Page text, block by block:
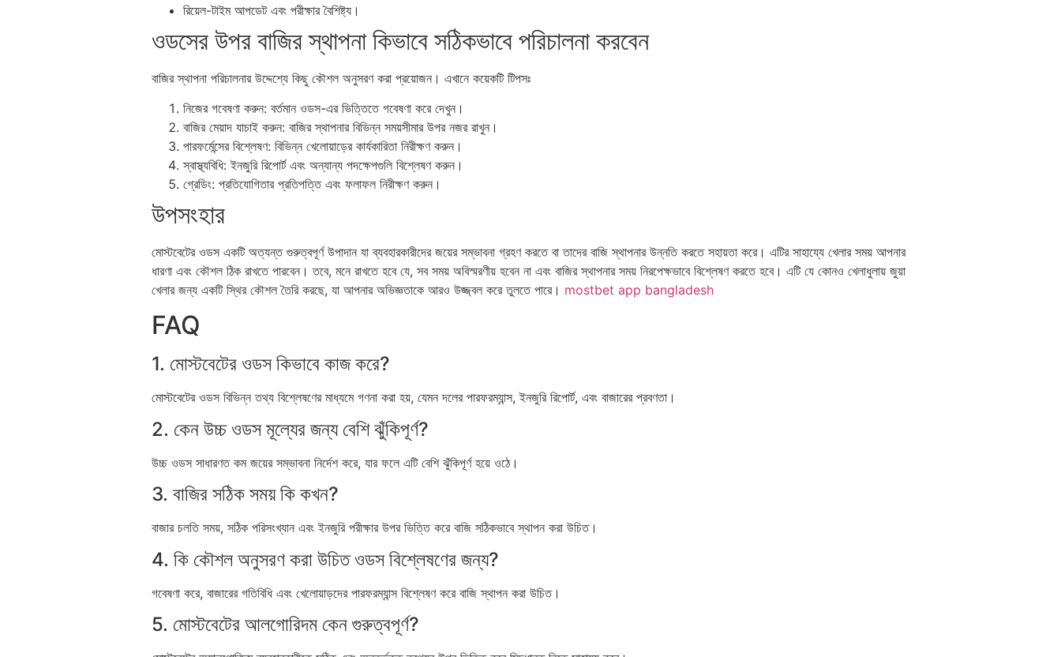
রিয়েল-টাইম আপডেট এবং পরীক্ষার বৈশিষ্ট্য।
ওডসের উপর বাজির স্থাপনা কিভাবে সঠিকভাবে পরিচালনা করবেন
বাজির স্থাপনা পরিচালনার উদ্দেশ্যে কিছু কৌশল অনুসরণ করা প্রয়োজন। এখানে কয়েকটি টিপসঃ
নিজের গবেষণা করুন: বর্তমান ওডস-এর ভিত্তিতে গবেষণা করে দেখুন।
বাজির মেয়াদ যাচাই করুন: বাজির স্থাপনার বিভিন্ন সময়সীমার উপর নজর রাখুন।
পারফর্মেন্সের বিশ্লেষণ: বিভিন্ন খেলোয়াড়ের কার্যকারিতা নিরীক্ষণ করুন।
স্বাস্থ্যবিধি: ইনজুরি রিপোর্ট এবং অন্যান্য পদক্ষেপগুলি বিশ্লেষণ করুন।
গ্রেডিং: প্রতিযোগিতার প্রতিপত্তি এবং ফলাফল নিরীক্ষণ করুন।
উপসংহার
মোস্টবেটের ওডস একটি অত্যন্ত গুরুত্বপূর্ণ উপাদান যা ব্যবহারকারীদের জয়ের সম্ভাবনা গ্রহণ করতে বা তাদের বাজি স্থাপনার উন্নতি করতে সহায়তা করে। এটির সাহায্যে খেলার সময় আপনার
ধারণা এবং কৌশল ঠিক রাখতে পারবেন। তবে, মনে রাখতে হবে যে, সব সময় অবিস্মরণীয় হবেন না এবং বাজির স্থাপনার সময় নিরপেক্ষভাবে বিশ্লেষণ করতে হবে। এটি যে কোনও খেলাধুলায় জুয়া
খেলার জন্য একটি স্থির কৌশল তৈরি করছে, যা আপনার অভিজ্ঞতাকে আরও উজ্জ্বল করে তুলতে পারে। mostbet app bangladesh
FAQ
1. মোস্টবেটের ওডস কিভাবে কাজ করে?
মোস্টবেটের ওডস বিভিন্ন তথ্য বিশ্লেষণের মাধ্যমে গণনা করা হয়, যেমন দলের পারফরম্যান্স, ইনজুরি রিপোর্ট, এবং বাজারের প্রবণতা।
2. কেন উচ্চ ওডস মূল্যের জন্য বেশি ঝুঁকিপূর্ণ?
উচ্চ ওডস সাধারণত কম জয়ের সম্ভাবনা নির্দেশ করে, যার ফলে এটি বেশি ঝুঁকিপূর্ণ হয়ে ওঠে।
3. বাজির সঠিক সময় কি কখন?
বাজার চলতি সময়, সঠিক পরিসংখ্যান এবং ইনজুরি পরীক্ষার উপর ভিত্তি করে বাজি সঠিকভাবে স্থাপন করা উচিত।
4. কি কৌশল অনুসরণ করা উচিত ওডস বিশ্লেষণের জন্য?
গবেষণা করে, বাজারের গতিবিধি এবং খেলোয়াড়দের পারফরম্যান্স বিশ্লেষণ করে বাজি স্থাপন করা উচিত।
5. মোস্টবেটের আলগোরিদম কেন গুরুত্বপূর্ণ?